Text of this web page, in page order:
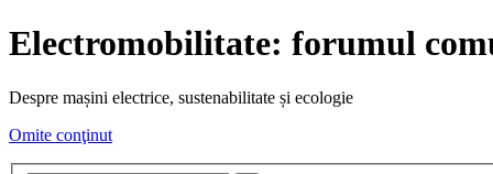
Electromobilitate: forumul
Despre mașini electrice, sustenabilitate și ecologie
Omite conţinut